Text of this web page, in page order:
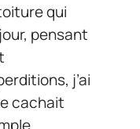
qui
pensant
j’ai
cachait